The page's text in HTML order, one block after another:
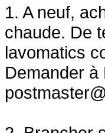
1. A neuf,
chaude. De
lavomatics
Demander à